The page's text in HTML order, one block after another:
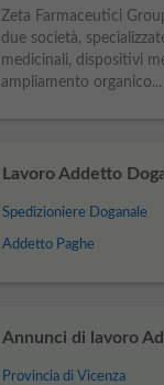
Zeta Farmaceutici
due società,
medicinali, dispositivi
ampliamento organico...
Lavoro Addetto
Spedizioniere Doganale
Addetto Paghe
Annunci di lavoro
Provincia di Vicenza